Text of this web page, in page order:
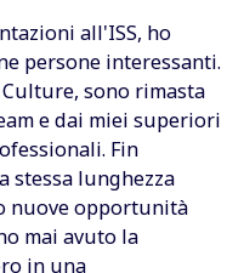
all'ISS, ho
persone interessanti.
sono rimasta
e dai miei superiori
Fin
stessa lunghezza
nuove opportunità
mai avuto la
in una